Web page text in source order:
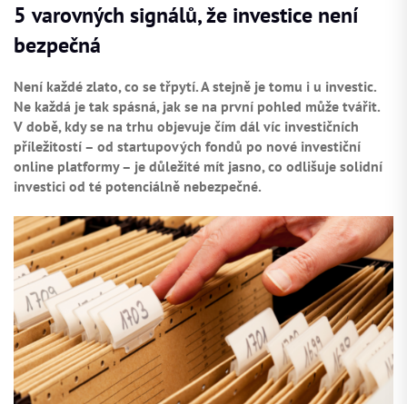
O nás
Financování
Kontakt
ZAČÍT INVESTOVAT
PŘIHLÁSIT
5 varovných signálů, že investice není
bezpečná
Není každé zlato, co se třpytí. A stejně je tomu i u investic.
Ne každá je tak spásná, jak se na první pohled může tvářit.
V době, kdy se na trhu objevuje čím dál víc investičních
příležitostí – od startupových fondů po nové investiční
online platformy – je důležité mít jasno, co odlišuje solidní
investici od té potenciálně nebezpečné.